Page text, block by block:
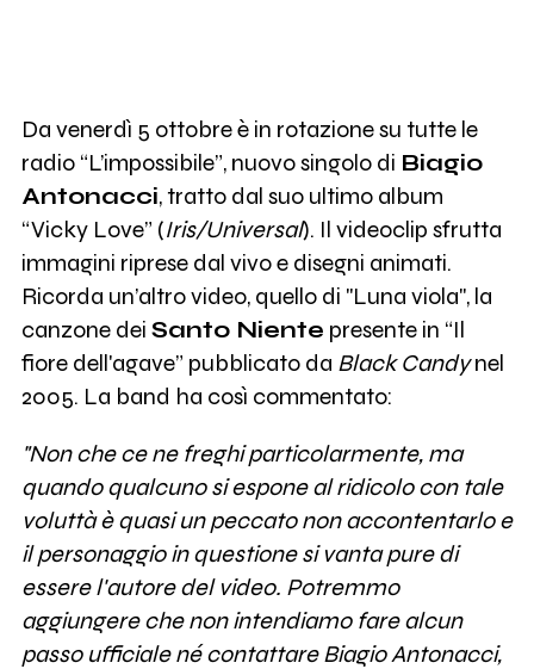
Da venerdì 5 ottobre è in rotazione su tutte le
radio “L’impossibile”, nuovo singolo di Biagio
Antonacci, tratto dal suo ultimo album
“Vicky Love” (Iris/Universal). Il videoclip sfrutta
immagini riprese dal vivo e disegni animati.
Ricorda un’altro video, quello di "Luna viola", la
canzone dei Santo Niente presente in “Il
fiore dell'agave” pubblicato da Black Candynel
2005. La band ha così commentato:
"Non che ce ne freghi particolarmente, ma
quando qualcuno si espone al ridicolo con tale
voluttà è quasi un peccato non accontentarlo e
il personaggio in questione si vanta pure di
essere l'autore del video. Potremmo
aggiungere che non intendiamo fare alcun
passo ufficiale né contattare Biagio Antonacci,